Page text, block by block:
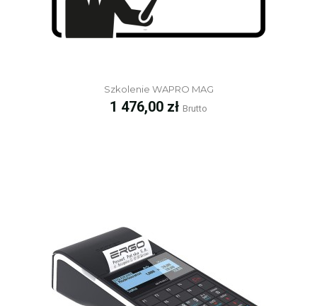
Szkolenie WAPRO MAG
Cena
1 476,00 zł Brutto